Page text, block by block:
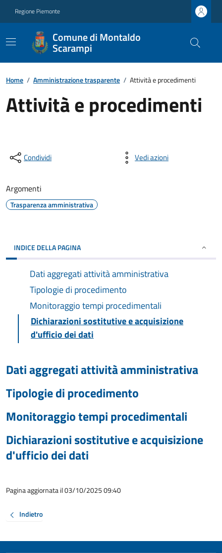
Regione Piemonte
Comune di Montaldo
Scarampi
Home / Amministrazione trasparente / Attività e procedimenti
Attività e procedimenti
Condividi Vedi azioni
Argomenti
Trasparenza amministrativa
INDICE DELLA PAGINA
Dati aggregati attività amministrativa
Tipologie di procedimento
Monitoraggio tempi procedimentali
Dichiarazioni sostitutive e acquisizione
d'ufficio dei dati
Dati aggregati attività amministrativa
Tipologie di procedimento
Monitoraggio tempi procedimentali
Dichiarazioni sostitutive e acquisizione
d'ufficio dei dati
Pagina aggiornata il 03/10/2025 09:40
Indietro